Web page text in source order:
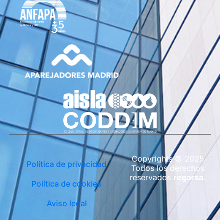
Política de privacidad
Política de cookies
Aviso legal
Copyrights © 2025
Todos los derechos
reservados regarsa .